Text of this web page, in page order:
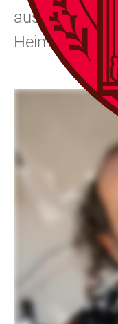
aus seinen
Heimat(en)